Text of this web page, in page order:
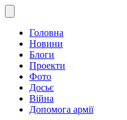
Головна
Новини
Блоги
Проекти
Фото
Досьє
Війна
Допомога армії